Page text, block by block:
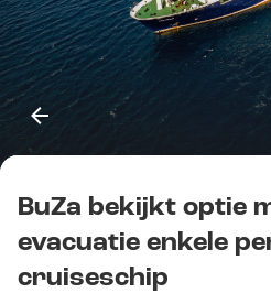
BuZa bekijkt optie
evacuatie enkele
cruiseschip